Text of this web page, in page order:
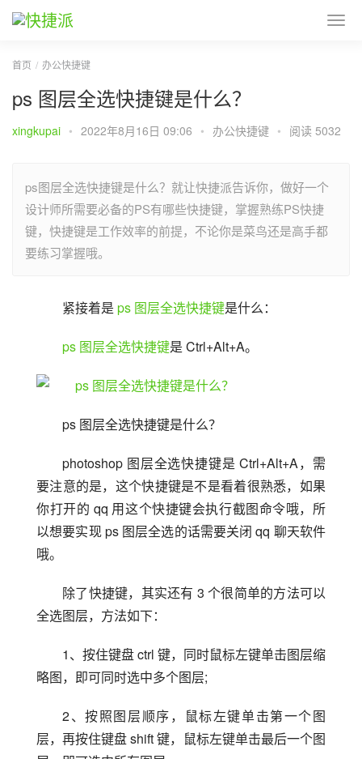
首页 办公快捷键
ps 图层全选快捷键是什么？
xingkupai • 2022年8月16日 09:06 • 办公快捷键 • 阅读 5032
ps图层全选快捷键是什么？就让快捷派告诉你，做好一个
设计师所需要必备的PS有哪些快捷键，掌握熟练PS快捷
键，快捷键是工作效率的前提，不论你是菜鸟还是高手都
要练习掌握哦。
紧接着是 ps 图层全选快捷键是什么：
ps 图层全选快捷键是 Ctrl+Alt+A。
ps 图层全选快捷键是什么？
photoshop 图层全选快捷键是 Ctrl+Alt+A，需
要注意的是，这个快捷键是不是看着很熟悉，如果
你打开的 qq 用这个快捷键会执行截图命令哦，所
以想要实现 ps 图层全选的话需要关闭 qq 聊天软件
哦。
除了快捷键，其实还有 3 个很简单的方法可以
全选图层，方法如下：
1、按住键盘 ctrl 键，同时鼠标左键单击图层缩
略图，即可同时选中多个图层;
2、按照图层顺序，鼠标左键单击第一个图
层，再按住键盘 shift 键，鼠标左键单击最后一个图